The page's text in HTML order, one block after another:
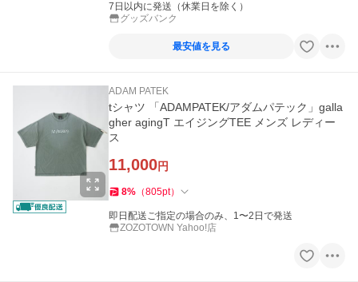
7日以内に発送（休業日を除く）
グッズバンク
最安値を見る
ADAM PATEK
tシャツ 「ADAMPATEK/アダムパテック」galla
gher agingT エイジングTEE メンズ レディー
ス
11,000円
8% （805pt）
即日配送ご指定の場合のみ、1〜2日で発送
ZOZOTOWN Yahoo!店